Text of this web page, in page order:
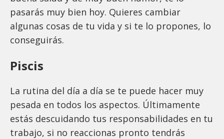
pasarás muy bien hoy. Quieres cambiar
algunas cosas de tu vida y si te lo propones, lo
conseguirás.
Piscis
La rutina del día a día se te puede hacer muy
pesada en todos los aspectos. Últimamente
estás descuidando tus responsabilidades en tu
trabajo, si no reaccionas pronto tendrás